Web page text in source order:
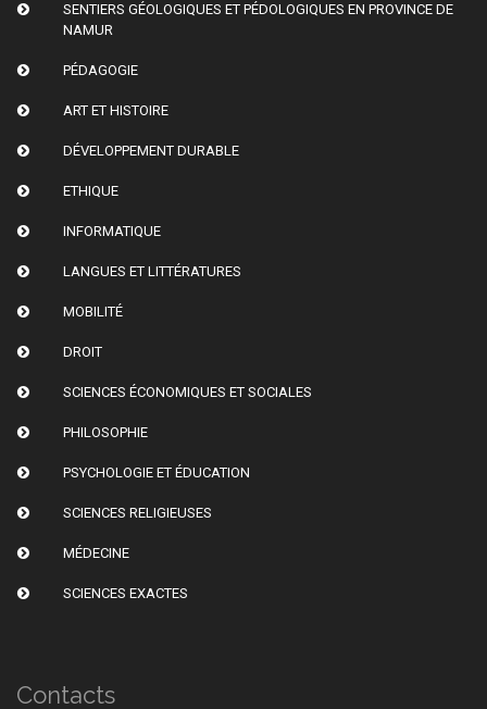
SENTIERS GÉOLOGIQUES ET PÉDOLOGIQUES EN PROVINCE DE
NAMUR
PÉDAGOGIE
ART ET HISTOIRE
DÉVELOPPEMENT DURABLE
ETHIQUE
INFORMATIQUE
LANGUES ET LITTÉRATURES
MOBILITÉ
DROIT
SCIENCES ÉCONOMIQUES ET SOCIALES
PHILOSOPHIE
PSYCHOLOGIE ET ÉDUCATION
SCIENCES RELIGIEUSES
MÉDECINE
SCIENCES EXACTES
Contacts